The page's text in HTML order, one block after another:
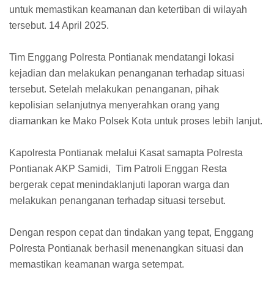
untuk memastikan keamanan dan ketertiban di wilayah
tersebut. 14 April 2025.
Tim Enggang Polresta Pontianak mendatangi lokasi
kejadian dan melakukan penanganan terhadap situasi
tersebut. Setelah melakukan penanganan, pihak
kepolisian selanjutnya menyerahkan orang yang
diamankan ke Mako Polsek Kota untuk proses lebih lanjut.
Kapolresta Pontianak melalui Kasat samapta Polresta
Pontianak AKP Samidi, Tim Patroli Enggan Resta
bergerak cepat menindaklanjuti laporan warga dan
melakukan penanganan terhadap situasi tersebut.
Dengan respon cepat dan tindakan yang tepat, Enggang
Polresta Pontianak berhasil menenangkan situasi dan
memastikan keamanan warga setempat.